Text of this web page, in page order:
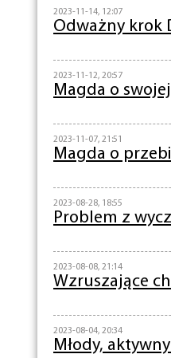
2023-11-14, 12:07
Odważny krok
2023-11-12, 20:57
Magda o
2023-11-07, 21:51
Magda o
2023-08-28, 18:55
Problem z
2023-08-08, 21:14
Wzruszające
2023-08-04, 20:34
Młody,